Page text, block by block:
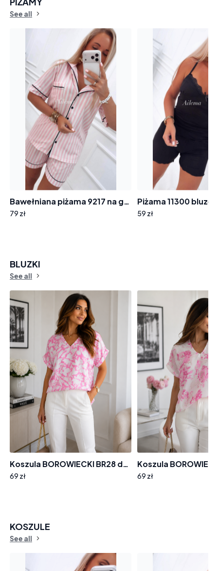
See all
Bawełniana piżama 9217 na guziki w paski, cukierek
79 zł 59 zł
BLUZKI
See all
Koszula BOROWIECKI BR28 dekolt w serek malinowa w śmietankowe kwiaty
69 zł 69 zł
KOSZULE
See all